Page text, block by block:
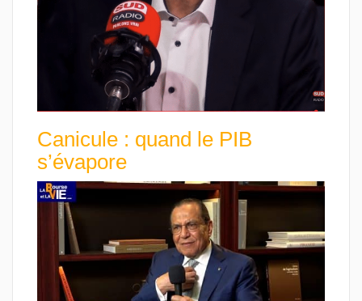
Canicule : quand le PIB
s’évapore